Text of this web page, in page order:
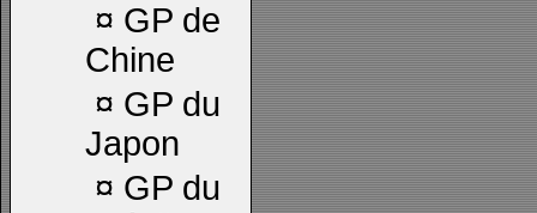
¤ GP de
Chine
¤ GP du
Japon
¤ GP du